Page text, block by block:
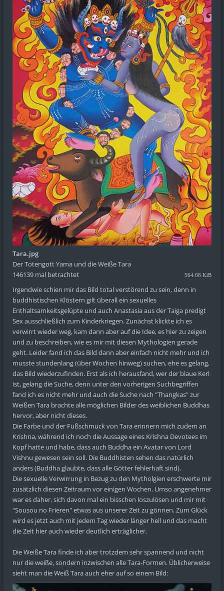
Tara.jpg
Der Totengott Yama und die Weiße Tara
146139 mal betrachtet
564.68 KiB
Irgendwie schien mir das Bild total verstörend zu sein, denn in
buddhistischen Klöstern gilt überall ein sexuelles
Enthaltsamkeitsgelüpte und auch Anastasia aus der Taiga predigt
Sex ausschließlich zum Kinderkriegen. Zunächst klickte ich es
verwirrt wieder weg, kam dann aber auf die Idee, es hier zu zeigen
und zu beschreiben, wie es mir mit diesen Mythologien gerade
geht. Leider fand ich das Bild dann aber einfach nicht mehr und ich
musste stundenlang (über Wochen hinweg) suchen, ehe es gelang,
das Bild wiederzufinden. Erst als ich herausfand, wer der blaue Kerl
ist, gelang die Suche, denn unter den vorherigen Suchbegriffen
fand ich es nicht mehr und auch die Suche nach "Thangkas" zur
Weißen Tara brachte alle möglichen Bilder des weiblichen Buddhas
hervor, aber nicht dieses.
Die Farbe und der Fußschmuck von Tara erinnern mich zudem an
Krishna, während ich noch die Aussage eines Krishna Devotees im
Kopf hatte und habe, dass auch Buddha ein Avatar von Lord
Vishnu gewesen sein soll. Die Buddhisten sehen das natürlich
anders (Buddha glaubte, dass alle Götter fehlerhaft sind).
Die sexuelle Verwirrung in Bezug zu den Mytholgien erschwerte mir
zusätzlich diesen Zeitraum vor einigen Wochen. Umso angenehmer
war es daher, sich davon mal ein bisschen loszulösen und mir mit
"Sousou no Frieren" etwas aus unserer Zeit zu gönnen. Zum Glück
wird es jetzt auch mit jedem Tag wieder länger hell und das macht
die Zeit hier auch wieder deutlich erträglicher.
Die Weiße Tara finde ich aber trotzdem sehr spannend und nicht
nur die weiße, sondern inzwischen alle Tara-Formen. Üblicherweise
sieht man die Weiß Tara auch eher auf so einem Bild: